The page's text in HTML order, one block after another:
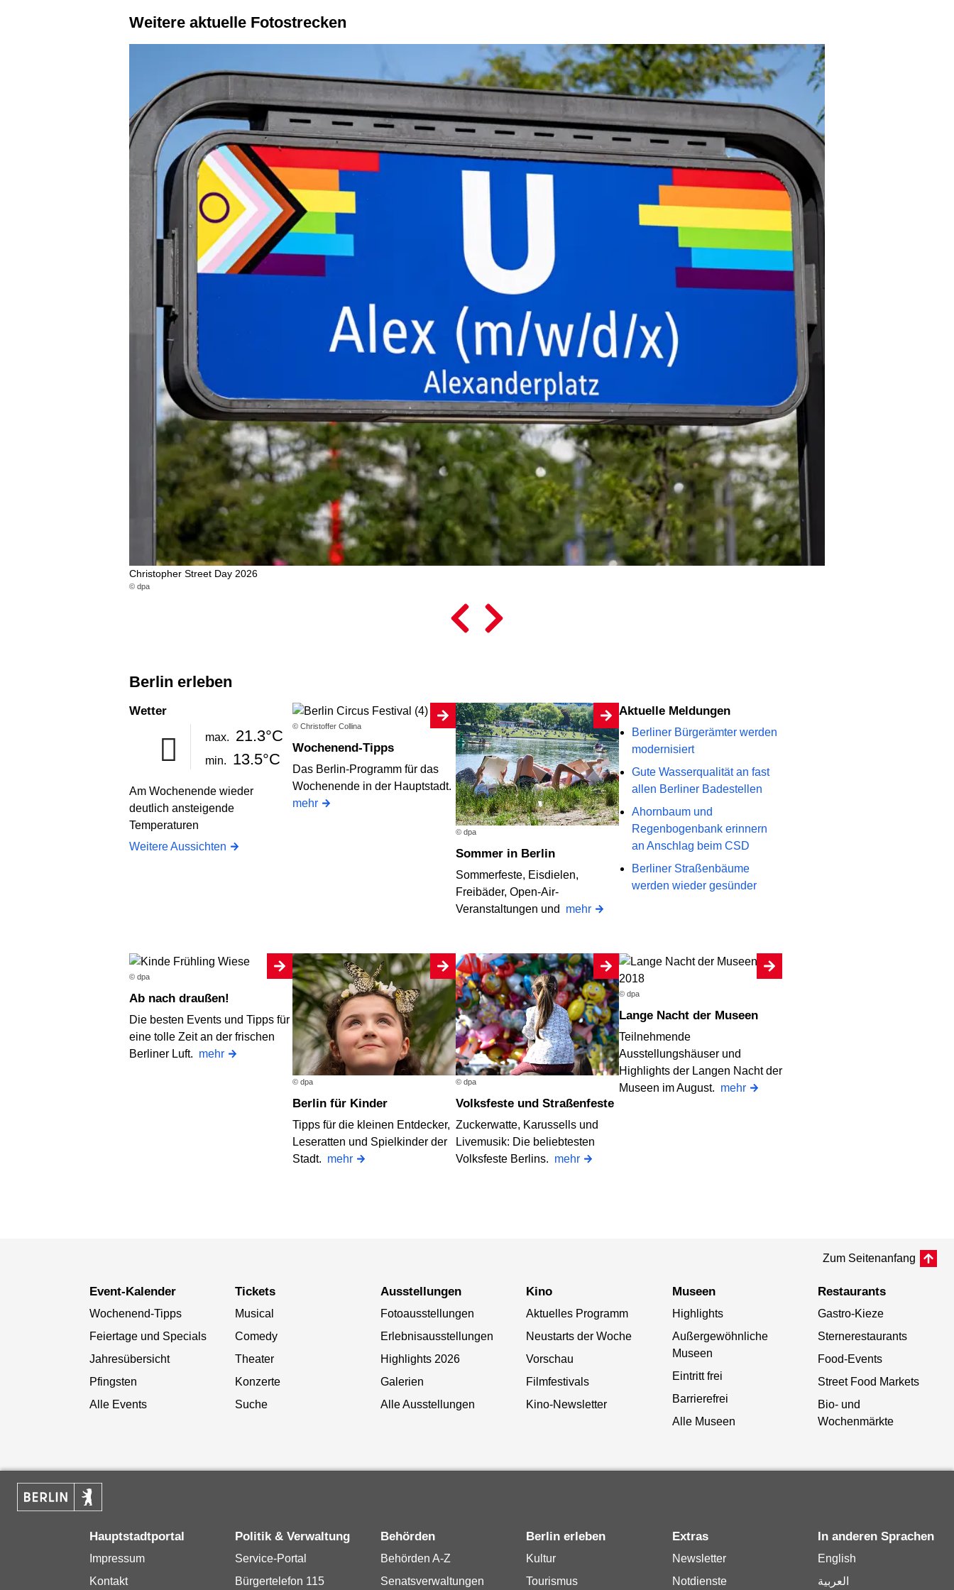
Weitere aktuelle Fotostrecken
Christopher Street Day 2026
© dpa
Berlin erleben
Wetter
max. 21.3°C
min. 13.5°C
Am Wochenende wieder
deutlich ansteigende
Temperaturen
Weitere Aussichten
© Christoffer Collina
Wochenend-Tipps
Das Berlin-Programm für das
Wochenende in der Hauptstadt.
mehr
© dpa
Sommer in Berlin
Sommerfeste, Eisdielen,
Freibäder, Open-Air-
Veranstaltungen und mehr
Aktuelle Meldungen
Berliner Bürgerämter werden
modernisiert
Gute Wasserqualität an fast
allen Berliner Badestellen
Ahornbaum und
Regenbogenbank erinnern
an Anschlag beim CSD
Berliner Straßenbäume
werden wieder gesünder
© dpa
Ab nach draußen!
Die besten Events und Tipps für
eine tolle Zeit an der frischen
Berliner Luft. mehr
© dpa
Berlin für Kinder
Tipps für die kleinen Entdecker,
Leseratten und Spielkinder der
Stadt. mehr
© dpa
Volksfeste und Straßenfeste
Zuckerwatte, Karussells und
Livemusik: Die beliebtesten
Volksfeste Berlins. mehr
© dpa
Lange Nacht der Museen
Teilnehmende
Ausstellungshäuser und
Highlights der Langen Nacht der
Museen im August. mehr
Zum Seitenanfang
Event-Kalender
Wochenend-Tipps
Feiertage und Specials
Jahresübersicht
Pfingsten
Alle Events
Tickets
Musical
Comedy
Theater
Konzerte
Suche
Ausstellungen
Fotoausstellungen
Erlebnisausstellungen
Highlights 2026
Galerien
Alle Ausstellungen
Kino
Aktuelles Programm
Neustarts der Woche
Vorschau
Filmfestivals
Kino-Newsletter
Museen
Highlights
Außergewöhnliche
Museen
Eintritt frei
Barrierefrei
Alle Museen
Restaurants
Gastro-Kieze
Sternerestaurants
Food-Events
Street Food Markets
Bio- und
Wochenmärkte
Hauptstadtportal
Impressum
Kontakt
Politik & Verwaltung
Service-Portal
Bürgertelefon 115
Behörden
Behörden A-Z
Senatsverwaltungen
Berlin erleben
Kultur
Tourismus
Extras
Newsletter
Notdienste
In anderen Sprachen
English
العربية